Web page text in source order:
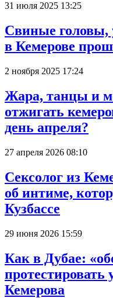
31 июля 2025 13:25
Свиные головы,
в Кемерове
2 ноября 2025 17:24
Жара, танцы и
отжигать
день апреля?
27 апреля 2026 08:10
Сексолог из
об интиме,
Кузбассе
29 июня 2026 15:59
Как в Дубае:
протестировать
Кемерова